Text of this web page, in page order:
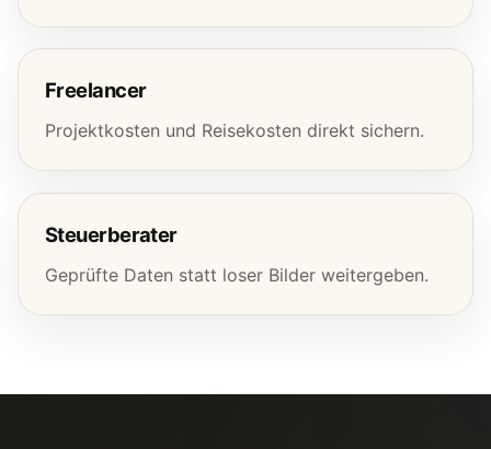
Freelancer
Projektkosten und Reisekosten direkt sichern.
Steuerberater
Geprüfte Daten statt loser Bilder weitergeben.